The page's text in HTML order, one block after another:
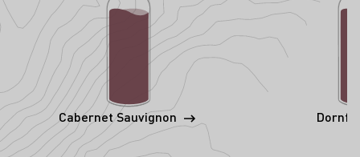
Cabernet Sauvignon